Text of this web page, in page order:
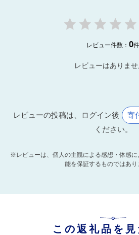
レビュー件数：0件
レビューはありませ
レビューの投稿は、ログイン後 寄
ください。
※レビューは、個人の主観による感想・体感
能を保証するものではあり
この返礼品を見